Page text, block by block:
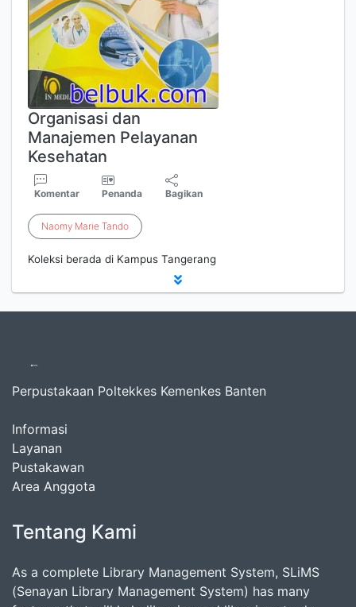
Organisasi dan
Manajemen Pelayanan
Kesehatan
Komentar Penanda Bagikan
Naomy Marie Tando
Koleksi berada di Kampus Tangerang
Perpustakaan Poltekkes Kemenkes Banten
Informasi
Layanan
Pustakawan
Area Anggota
Tentang Kami
As a complete Library Management System, SLiMS
(Senayan Library Management System) has many